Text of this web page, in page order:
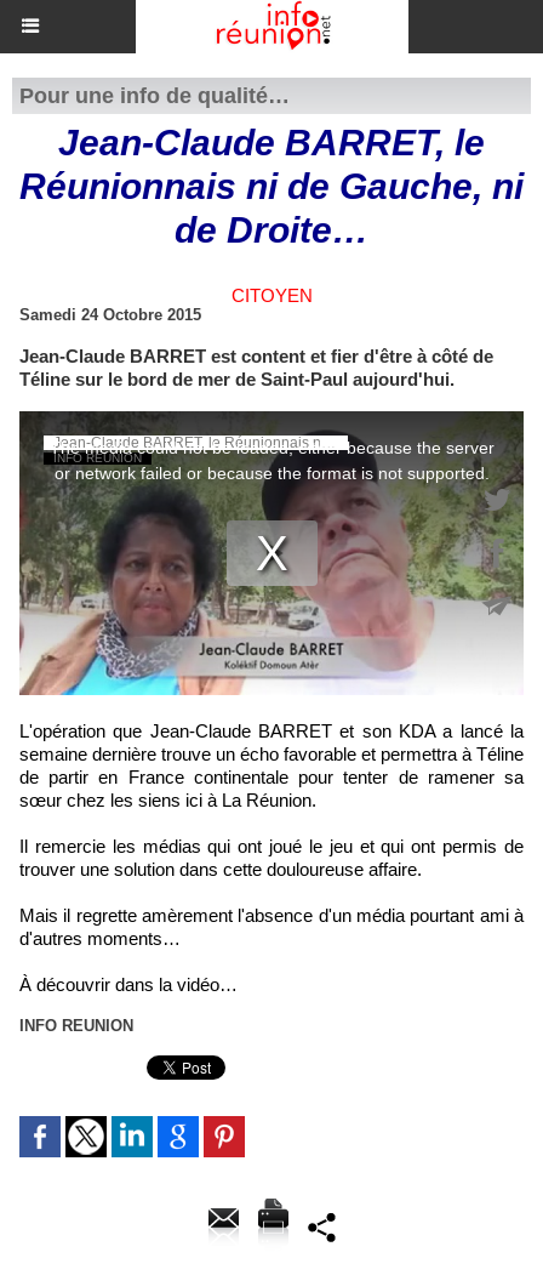
Pour une info de qualité…
Jean-Claude BARRET, le
Réunionnais ni de Gauche, ni
de Droite…
CITOYEN
Samedi 24 Octobre 2015
Jean-Claude BARRET est content et fier d'être à côté de
Téline sur le bord de mer de Saint-Paul aujourd'hui.
L'opération que Jean-Claude BARRET et son KDA a lancé la
semaine dernière trouve un écho favorable et permettra à Téline
de partir en France continentale pour tenter de ramener sa
sœur chez les siens ici à La Réunion.
Il remercie les médias qui ont joué le jeu et qui ont permis de
trouver une solution dans cette douloureuse affaire.
Mais il regrette amèrement l'absence d'un média pourtant ami à
d'autres moments…
À découvrir dans la vidéo…
INFO REUNION